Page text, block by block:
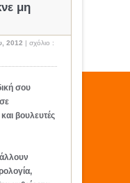
μη
2012 | σχόλιο :
σου
βουλευτές